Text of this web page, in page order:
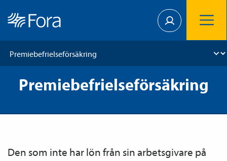
Premiebefrielseförsäkring
Den som inte har lön från sin arbetsgivare på